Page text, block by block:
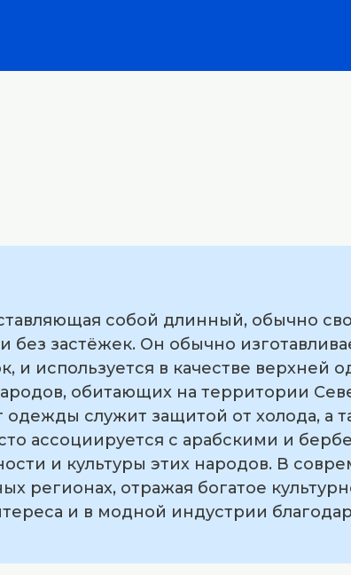
собой длинный, обычно
застёжек. Он обычно
и используется в качестве верхней
обитающих на территории
служит защитой от холода, а
ассоциируется с арабскими и
и культуры этих народов. В
регионах, отражая богатое
и в модной индустрии